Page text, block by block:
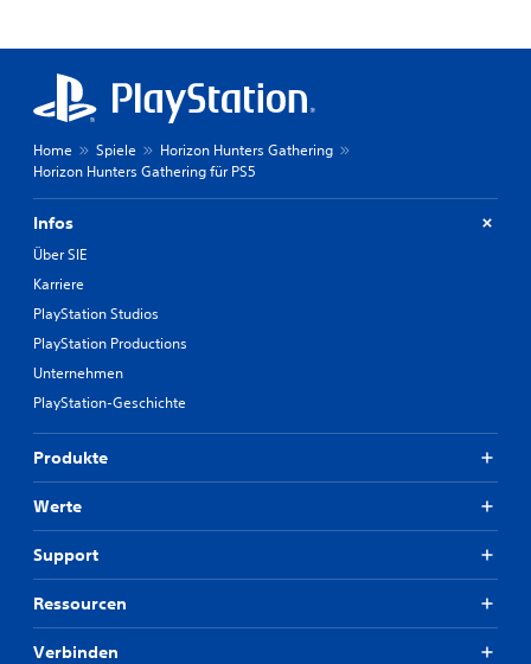
Home Spiele
Horizon Hunters Gathering
Horizon Hunters Gathering für PS5
Infos
Über SIE
Karriere
PlayStation Studios
PlayStation Productions
Unternehmen
PlayStation-Geschichte
Produkte
Werte
Support
Ressourcen
Verbinden